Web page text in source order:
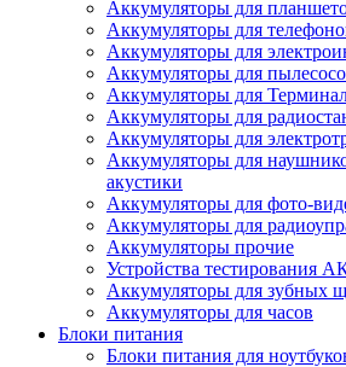
Аккумуляторы для
Аккумуляторы для
Аккумуляторы для
Аккумуляторы для
Аккумуляторы для
Аккумуляторы для
Аккумуляторы для
Аккумуляторы для
акустики
Аккумуляторы для фото-
Аккумуляторы для
Аккумуляторы прочие
Устройства тестирования
Аккумуляторы для зубных
Аккумуляторы для часов
Блоки питания
Блоки питания для